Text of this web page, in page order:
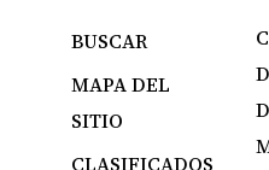
BUSCAR
MAPA DEL
SITIO
CLASIFICADOS